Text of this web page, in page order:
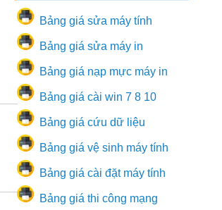
Bảng giá sửa máy tính
Bảng giá sửa máy in
Bảng giá nạp mực máy in
Bảng giá cài win 7 8 10
Bảng giá cứu dữ liệu
Bảng giá vệ sinh máy tính
Bảng giá cài đặt máy tính
Bảng giá thi công mạng